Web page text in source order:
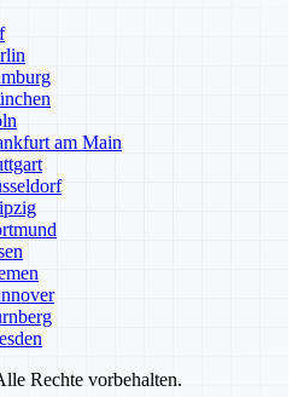
am Main
Rechte vorbehalten.